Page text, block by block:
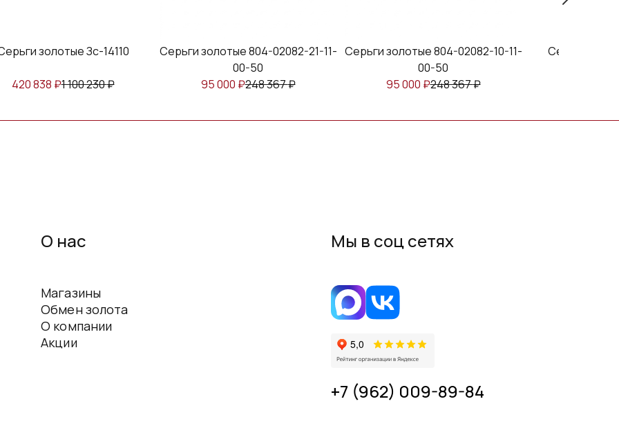
золотые Зс-14110
420 838 ₽1 100 230₽
Серьги золотые 804-02082-21-11-
00-50
95 000 ₽248 367₽
Серьги золотые 804-02082-10-11-
00-50
95 000 ₽248 367₽
Серьги
О нас
Магазины
Обмен золота
О компании
Акции
Мы в соц сетях
+7 (962) 009-89-84